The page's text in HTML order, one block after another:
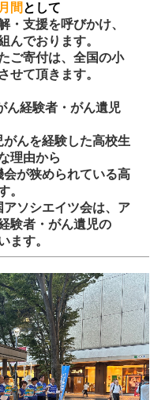
間 として
を呼びかけ、
んでおります。
付は、全国の小
せて頂きます。
験者・がん遺児
経験した高校生
理由から
められている高
。
エイツ会は、ア
験者・がん遺児の
す。